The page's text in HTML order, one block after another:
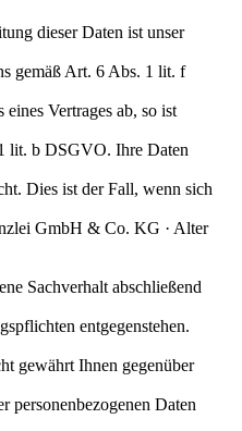
dieser Daten ist unser
gemäß Art. 6 Abs. 1 lit. f
Vertrages ab, so ist
lit. b DSGVO. Ihre Daten
Dies ist der Fall, wenn sich
GmbH & Co. KG · Alter
Sachverhalt abschließend
entgegenstehen.
gewährt Ihnen gegenüber
personenbezogenen Daten